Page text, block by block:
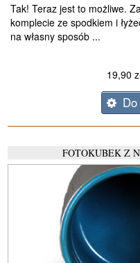
Tak! Teraz jest to możliwe.
komplecie ze spodkiem i
na własny sposób ...
19,90
FOTOKUBEK Z